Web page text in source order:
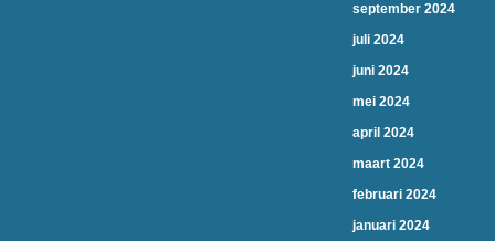
september 2024
juli 2024
juni 2024
mei 2024
april 2024
maart 2024
februari 2024
januari 2024